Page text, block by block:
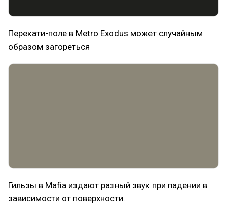
Перекати-поле в Metro Exodus может случайным
образом загореться
Гильзы в Mafia издают разный звук при падении в
зависимости от поверхности.